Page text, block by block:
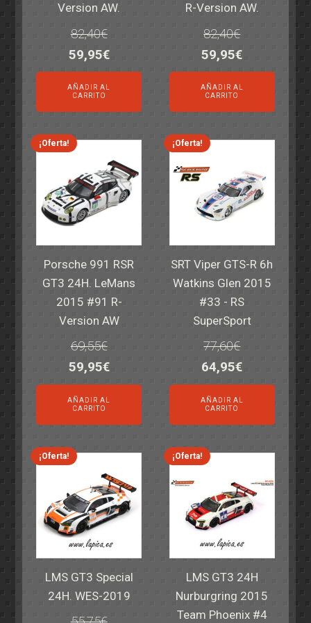
Version AW.
82,40€
El
precio
original
era:
82,40€.
59,95€El
precio
es:
59,95€.
AÑADIR AL
CARRITO
R-Version AW.
82,40€
El
precio
original
era:
82,40€.
59,95€El
precio
es:
59,95€.
AÑADIR AL
CARRITO
¡Oferta!
Porsche 991 RSR
GT3 24H. LeMans
2015 #91 R-
Version AW
69,55€
El
precio
original
era:
69,55€.
59,95€El
precio
actual
es:
59,95€.
AÑADIR AL
CARRITO
¡Oferta!
SRT Viper GTS-R 6h
Watkins Glen 2015
#33 - RS
SuperSport
77,60€
El
precio
original
era:
77,60€.
64,95€El
precio
actual
es:
64,95€.
AÑADIR AL
CARRITO
¡Oferta!
LMS GT3 Special
24H. WES-2019
¡Oferta!
LMS GT3 24H
Nurburgring 2015
Team Phoenix #4